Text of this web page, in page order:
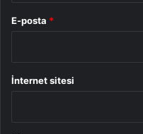
E-posta *
İnternet sitesi